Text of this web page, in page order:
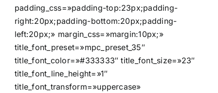
padding_css=»padding-top:23px;padding-
right:20px;padding-bottom:20px;padding-
left:20px;» margin_css=»margin:10px;»
title_font_preset=»mpc_preset_35″
title_font_color=»#333333″ title_font_size=»23″
title_font_line_height=»1″
title_font_transform=»uppercase»